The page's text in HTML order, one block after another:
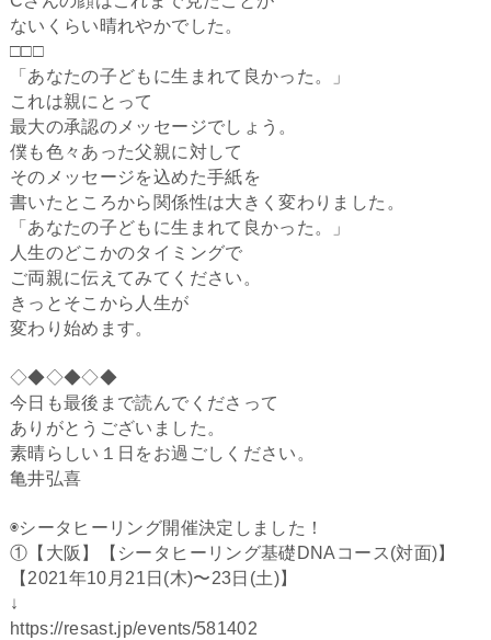
ないくらい晴れやかでした。
□□□
「あなたの子どもに生まれて良かった。」
これは親にとって
最大の承認のメッセージでしょう。
僕も色々あった父親に対して
そのメッセージを込めた手紙を
書いたところから関係性は大きく変わりました。
「あなたの子どもに生まれて良かった。」
人生のどこかのタイミングで
ご両親に伝えてみてください。
きっとそこから人生が
変わり始めます。
◇◆◇◆◇◆
今日も最後まで読んでくださって
ありがとうございました。
素晴らしい１日をお過ごしください。
亀井弘喜
◉シータヒーリング開催決定しました！
①【大阪】【シータヒーリング基礎DNAコース(対面)】
【2021年10月21日(木)〜23日(土)】
↓
https://resast.jp/events/581402